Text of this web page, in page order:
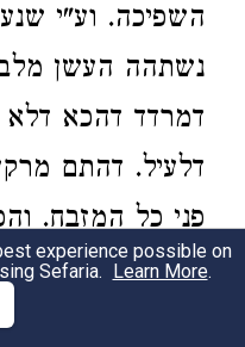
השפיכה. וע"י
נשתהה העשן
דמרדד דהכא דלא
דלעיל. דהתם
פני כל המזבח.
וצובר. ואין זה
לעיל דרידוד
experience possible on
Sefaria. Learn More.